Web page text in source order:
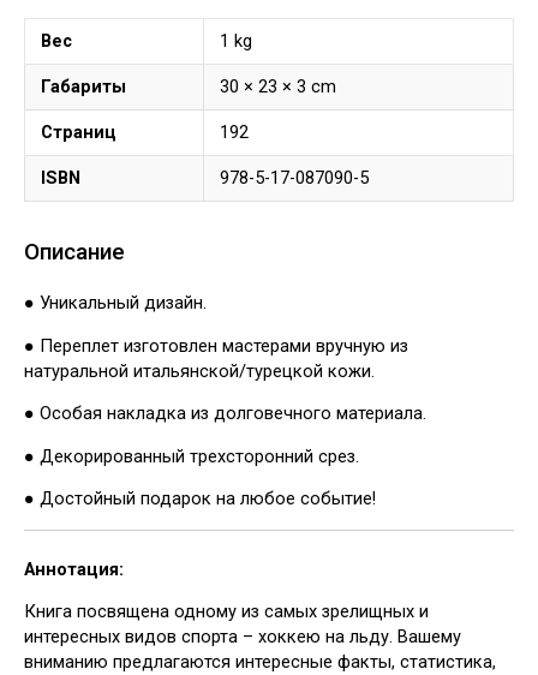
Вес 1 kg
Габариты 30 × 23 × 3 cm
Страниц 192
ISBN 978-5-17-087090-5
Описание
● Уникальный дизайн.
● Переплет изготовлен мастерами вручную из
натуральной итальянской/турецкой кожи.
● Особая накладка из долговечного материала.
● Декорированный трехсторонний срез.
● Достойный подарок на любое событие!
Аннотация:
Книга посвящена одному из самых зрелищных и
интересных видов спорта – хоккею на льду. Вашему
вниманию предлагаются интересные факты, статистика,